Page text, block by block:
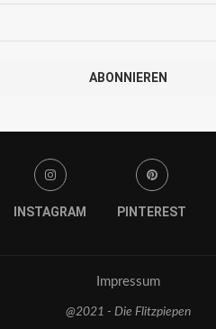
ABONNIEREN
INSTAGRAM PINTEREST
Impressum
@2021 - Die Flitzpiepen